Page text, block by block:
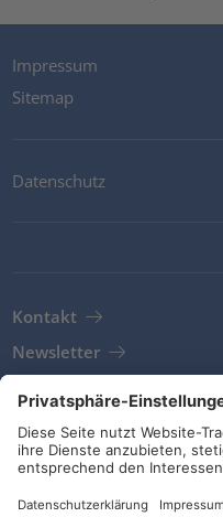
Impressum
Sitemap
Datenschutz
Kontakt
Newsletter
AGB
Richtlinien und Bekentnisse